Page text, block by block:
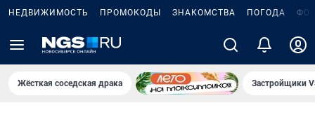
НЕДВИЖИМОСТЬ ПРОМОКОДЫ ЗНАКОМСТВА ПОГОДА
Жёсткая соседская драка Застройщики